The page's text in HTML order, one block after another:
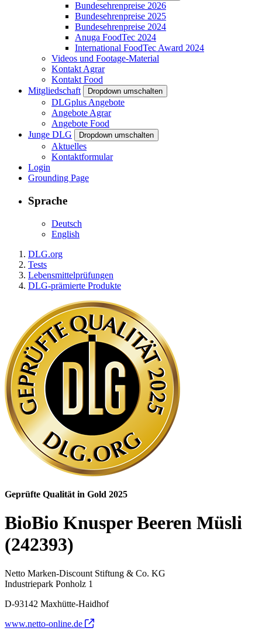
Bundesehrenpreise 2026
Bundesehrenpreise 2025
Bundesehrenpreise 2024
Anuga FoodTec 2024
International FoodTec Award 2024
Videos und Footage-Material
Kontakt Agrar
Kontakt Food
Mitgliedschaft
Dropdown umschalten
DLGplus Angebote
Angebote Agrar
Angebote Food
Junge DLG
Dropdown umschalten
Aktuelles
Kontaktformular
Login
Grounding Page
Sprache
Deutsch
English
DLG.org
Tests
Lebensmittelprüfungen
DLG-prämierte Produkte
Geprüfte Qualität in Gold 2025
BioBio Knusper Beeren Müsli
(242393)
Netto Marken-Discount Stiftung & Co. KG
Industriepark Ponholz 1
D-93142 Maxhütte-Haidhof
www.netto-online.de